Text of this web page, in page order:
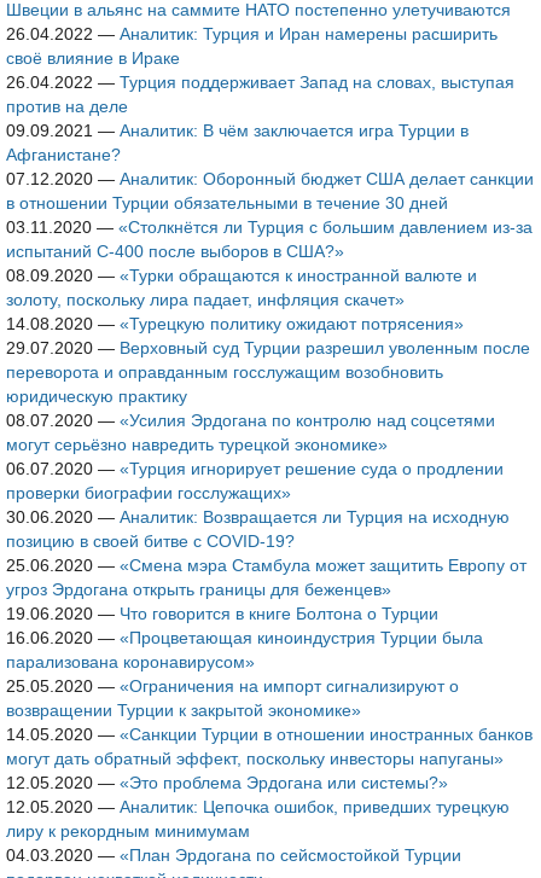
Швеции в альянс на саммите НАТО постепенно улетучиваются
26.04.2022 — Аналитик: Турция и Иран намерены расширить
своё влияние в Ираке
26.04.2022 — Турция поддерживает Запад на словах, выступая
против на деле
09.09.2021 — Аналитик: В чём заключается игра Турции в
Афганистане?
07.12.2020 — Аналитик: Оборонный бюджет США делает санкции
в отношении Турции обязательными в течение 30 дней
03.11.2020 — «Столкнётся ли Турция с большим давлением из-за
испытаний С-400 после выборов в США?»
08.09.2020 — «Турки обращаются к иностранной валюте и
золоту, поскольку лира падает, инфляция скачет»
14.08.2020 — «Турецкую политику ожидают потрясения»
29.07.2020 — Верховный суд Турции разрешил уволенным после
переворота и оправданным госслужащим возобновить
юридическую практику
08.07.2020 — «Усилия Эрдогана по контролю над соцсетями
могут серьёзно навредить турецкой экономике»
06.07.2020 — «Турция игнорирует решение суда о продлении
проверки биографии госслужащих»
30.06.2020 — Аналитик: Возвращается ли Турция на исходную
позицию в своей битве с COVID-19?
25.06.2020 — «Смена мэра Стамбула может защитить Европу от
угроз Эрдогана открыть границы для беженцев»
19.06.2020 — Что говорится в книге Болтона о Турции
16.06.2020 — «Процветающая киноиндустрия Турции была
парализована коронавирусом»
25.05.2020 — «Ограничения на импорт сигнализируют о
возвращении Турции к закрытой экономике»
14.05.2020 — «Санкции Турции в отношении иностранных банков
могут дать обратный эффект, поскольку инвесторы напуганы»
12.05.2020 — «Это проблема Эрдогана или системы?»
12.05.2020 — Аналитик: Цепочка ошибок, приведших турецкую
лиру к рекордным минимумам
04.03.2020 — «План Эрдогана по сейсмостойкой Турции